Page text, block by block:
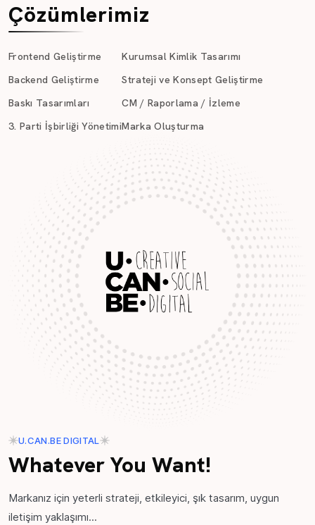
Çözümlerimiz
Frontend Geliştirme
Backend Geliştirme
Baskı Tasarımları
3. Parti İşbirliği Yönetimi
Kurumsal Kimlik Tasarımı
Strateji ve Konsept Geliştirme
CM / Raporlama / İzleme
Marka Oluşturma
U.CAN.BE DIGITAL
Whatever You Want!
Markanız için yeterli strateji, etkileyici, şık tasarım, uygun
iletişim yaklaşımı...